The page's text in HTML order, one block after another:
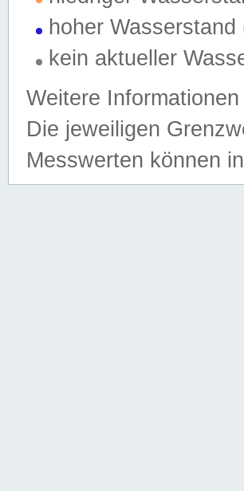
hoher
kein aktueller
Weitere
Die jeweiligen
Messwerten können